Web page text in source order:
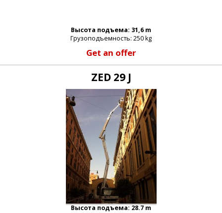
Высота подъема: 31,6 m
Грузоподъемность: 250 kg
Get an offer
ZED 29 J
Высота подъема: 28.7 m